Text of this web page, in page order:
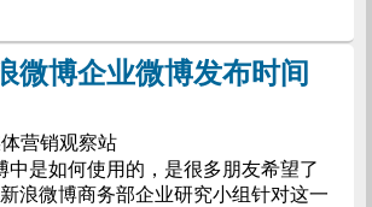
微博企业微博发布时间
营销观察站
中是如何使用的，是很多朋友希望了
浪微博商务部企业研究小组针对这一